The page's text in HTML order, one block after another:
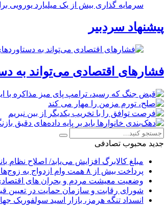
سرمایه گذاری بیش از یک میلیارد یورویی
پیشنهاد سردبیر
فشارهای اقتصادی می‌تواند به
جدید محبوب تصادفی
مبلغ کالابرگ افزایش می‌یابد/ اصلاح نظام
پرداخت بیش از ۸ همت وام ازدواج به زوج‌های جوان توسط بانک ملی ایران
وضعیت معیشت مردم و بحران های اقتصادی
شورای رقابت و سازمان حمایت در تعیین
انسداد تنگه هرمز، بازار اسید سولفوریک